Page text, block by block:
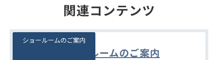
関連コンテンツ
ショールームのご案内
ショールームのご案内